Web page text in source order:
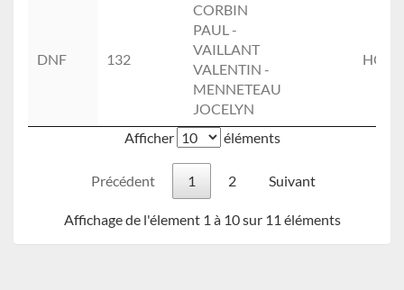
DNF 132
CORBIN
PAUL -
VAILLANT
VALENTIN -
MENNETEAU
JOCELYN
Afficher éléments
Précédent 1 2 Suivant
Affichage de l'élement 1 à 10 sur 11 éléments